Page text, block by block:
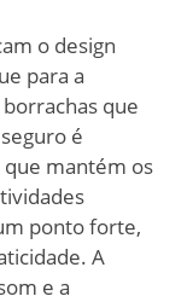
o design
para a
que
é
que mantém os
ponto forte,
A
e a